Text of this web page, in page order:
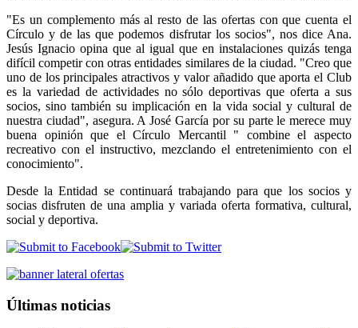
"Es un complemento más al resto de las ofertas con que cuenta el
Círculo y de las que podemos disfrutar los socios", nos dice Ana.
Jesús Ignacio opina que al igual que en instalaciones quizás tenga
difícil competir con otras entidades similares de la ciudad. "Creo que
uno de los principales atractivos y valor añadido que aporta el Club
es la variedad de actividades no sólo deportivas que oferta a sus
socios, sino también su implicación en la vida social y cultural de
nuestra ciudad", asegura. A José García por su parte le merece muy
buena opinión que el Círculo Mercantil " combine el aspecto
recreativo con el instructivo, mezclando el entretenimiento con el
conocimiento".
Desde la Entidad se continuará trabajando para que los socios y
socias disfruten de una amplia y variada oferta formativa, cultural,
social y deportiva.
Últimas noticias